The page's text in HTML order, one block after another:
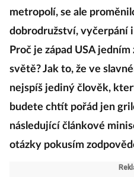
metropolí, se ale
dobrodružství, vyčerpání
Proč je západ USA
světě? Jak to, že ve
nejspíš jediný člověk,
budete chtít pořád jen
následující článkové
otázky pokusím